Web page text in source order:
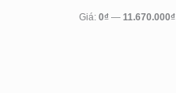
Giá: 0₫ — 11.670.000₫